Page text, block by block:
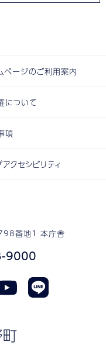
番地1 本庁舎
9000
ページのご利用案内
について
項
クセシビリティ